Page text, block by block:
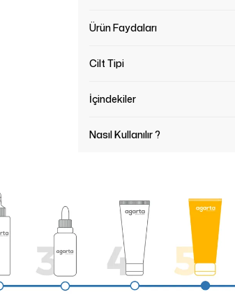
Ürün Faydaları
Cilt Tipi
İçindekiler
Nasıl Kullanılır ?